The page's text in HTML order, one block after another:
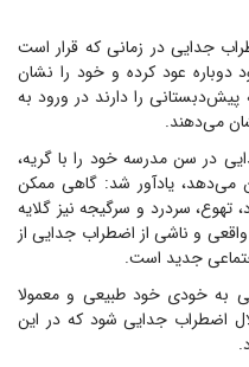
جدایی در زمانی که قرار است
عود کرده و خود را نشان
پیش‌دبستانی را دارند در ورود به
می‌دهند.
در سن مدرسه خود را با گریه،
می‌دهد، یادآور شد: گاهی ممکن
سردرد و سرگیجه نیز گلایه
و ناشی از اضطراب جدایی از
جدید است.
به خودی خود طبیعی و معمولا
اضطراب جدایی شود که در این